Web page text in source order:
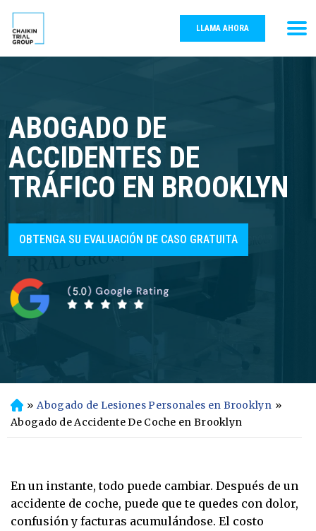
LLAMA AHORA
ABOGADO DE
ACCIDENTES DE
TRÁFICO EN BROOKLYN
OBTENGA SU EVALUACIÓN DE CASO GRATUITA
In
ici
» Abogado de Lesiones Personales en Brooklyn »
Abogado de Accidente De Coche en Brooklyn
En un instante, todo puede cambiar. Después de un
accidente de coche, puede que te quedes con dolor,
confusión y facturas acumulándose. El costo